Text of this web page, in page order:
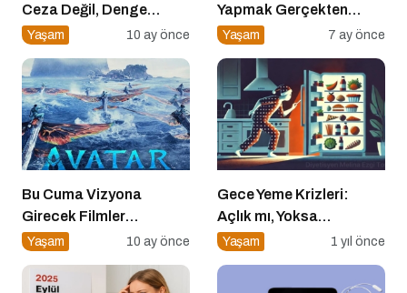
Ceza Değil, Denge
Zamanı
Yaşam 10 ay önce
Yapmak Gerçekten
Sağlıklı mı?
Yaşam 7 ay önce
Bu Cuma Vizyona
Girecek Filmler
Açıklandı
Yaşam 10 ay önce
Gece Yeme Krizleri:
Açlık mı, Yoksa
Duygusal İhtiyaçlar mı?
Yaşam 1 yıl önce